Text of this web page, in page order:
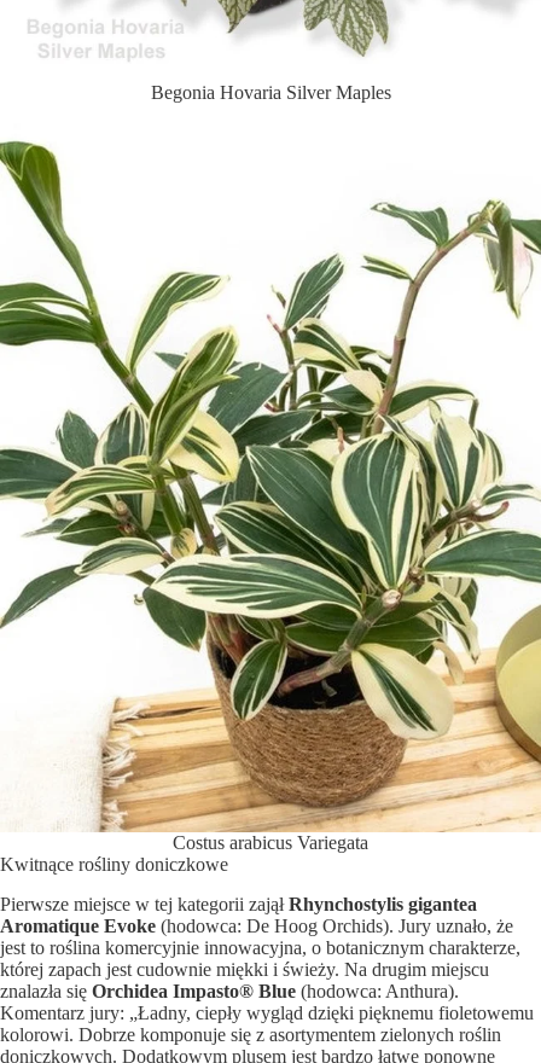
Begonia Hovaria Silver Maples
Costus arabicus Variegata
Kwitnące rośliny doniczkowe
Pierwsze miejsce w tej kategorii zająłRhynchostylis gigantea
Aromatique Evoke (hodowca: De Hoog Orchids). Jury uznało, że
jest to roślina komercyjnie innowacyjna, o botanicznym charakterze,
której zapach jest cudownie miękki i świeży. Na drugim miejscu
znalazła się Orchidea Impasto® Blue (hodowca: Anthura).
Komentarz jury: „Ładny, ciepły wygląd dzięki pięknemu fioletowemu
kolorowi. Dobrze komponuje się z asortymentem zielonych roślin
doniczkowych. Dodatkowym plusem jest bardzo łatwe ponowne